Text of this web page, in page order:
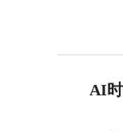
AI